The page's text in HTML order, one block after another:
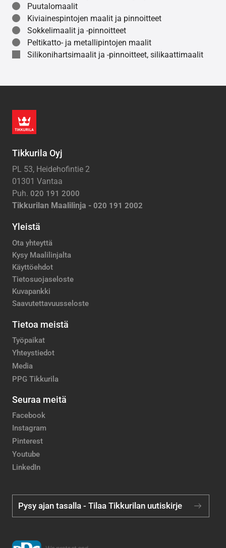
Puutalomaalit
Kiviainespintojen maalit ja pinnoitteet
Sokkelimaalit ja -pinnoitteet
Peltikatto- ja metallipintojen maalit
Silikonihartsimaalit ja -pinnoitteet, silikaattimaalit
Tikkurila Oyj
PL 53, Heidehofintie 2
01301 Vantaa
Puh. 020 191 2000
Tikkurilan Maalilinja - 020 191 2002
Yleistä
Ota yhteyttä
Kysy Maalilinjalta
Käyttöehdot
Tietosuojaseloste
Kuvapankki
Saavutettavuusseloste
Tietoa meistä
Työpaikat
Yhteystiedot
Media
PPG Tikkurila
Seuraa meitä
Facebook
Instagram
Pinterest
Youtube
LinkedIn
Pysy ajan tasalla - Tilaa Tikkurilan uutiskirje